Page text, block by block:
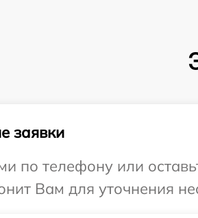
заявки
по телефону или
Вам для уточнения